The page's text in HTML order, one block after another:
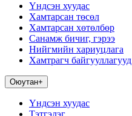
Үндсэн хуудас
Хамтарсан төсөл
Хамтарсан хөтөлбөр
Санамж бичиг, гэрээ
Нийгмийн хариуцлага
Хамтрагч байгууллагууд
Оюутан+
Үндсэн хуудас
Тэтгэлэг